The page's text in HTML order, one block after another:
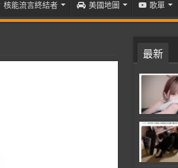
核能流言終結者 美國地圖 歌單
最新